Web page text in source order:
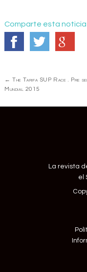
Comparte esta noticia
Navegación
de
← The Tarifa SUP Race . Pre
Mundial 2015
La revista
el